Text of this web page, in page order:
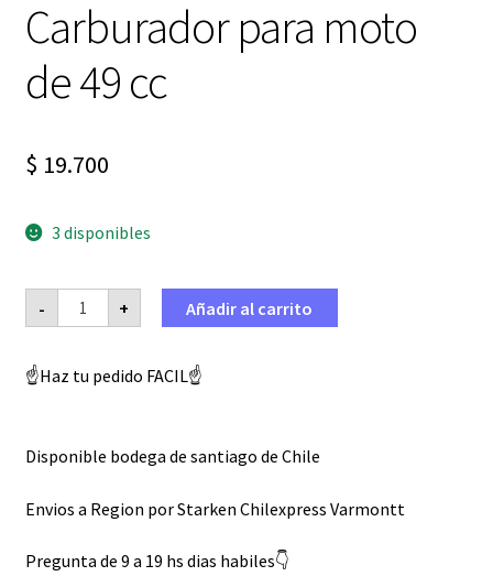
Carburador para moto
de 49 cc
$ 19.700
3 disponibles
-
Carburador
para
moto
49
cc
+ Añadir al carrito
☝️Haz tu pedido FACIL☝️
Disponible bodega de santiago de Chile
Envios a Region por Starken Chilexpress Varmontt
Pregunta de 9 a 19 hs dias habiles👇